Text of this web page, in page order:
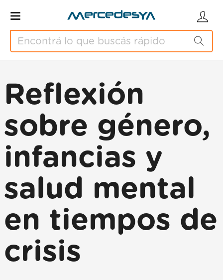
Reflexión
sobre género,
infancias y
salud mental
en tiempos de
crisis